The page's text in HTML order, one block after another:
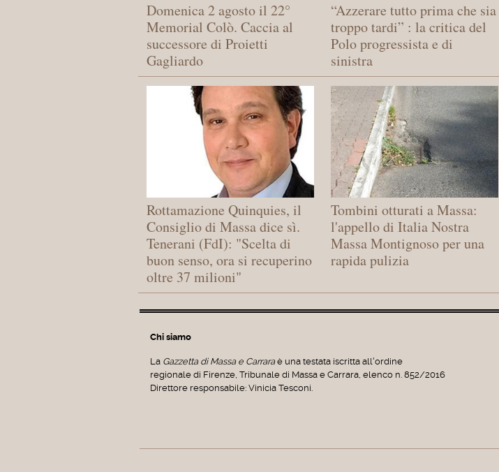
Domenica 2 agosto il 22°
Memorial Colò. Caccia al
successore di Proietti
Gagliardo
“Azzerare tutto prima che sia
troppo tardi” : la critica del
Polo progressista e di
sinistra
Rottamazione Quinquies, il
Consiglio di Massa dice sì.
Tenerani (FdI): "Scelta di
buon senso, ora si recuperino
oltre 37 milioni"
Tombini otturati a Massa:
l'appello di Italia Nostra
Massa Montignoso per una
rapida pulizia
Chi siamo
La Gazzetta di Massa e Carraraè una testata iscritta all'ordine
regionale di Firenze, Tribunale di Massa e Carrara, elenco n. 852/2016
Direttore responsabile: Vinicia Tesconi.